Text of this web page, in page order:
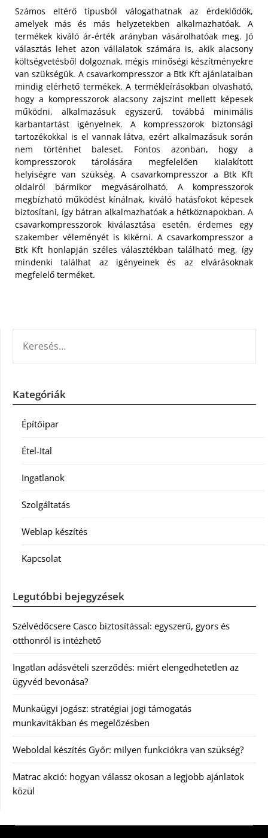
Számos eltérő típusból válogathatnak az érdeklődők,
amelyek más és más helyzetekben alkalmazhatóak. A
termékek kiváló ár-érték arányban vásárolhatóak meg. Jó
választás lehet azon vállalatok számára is, akik alacsony
költségvetésből dolgoznak, mégis minőségi készítményekre
van szükségük. A csavarkompresszor a Btk Kft ajánlataiban
mindig elérhető termékek. A termékleírásokban olvasható,
hogy a kompresszorok alacsony zajszint mellett képesek
működni, alkalmazásuk egyszerű, továbbá minimális
karbantartást igényelnek. A kompresszorok biztonsági
tartozékokkal is el vannak látva, ezért alkalmazásuk során
nem történhet baleset. Fontos azonban, hogy a
kompresszorok tárolására megfelelően kialakított
helyiségre van szükség. A csavarkompresszor a Btk Kft
oldalról bármikor megvásárolható. A kompresszorok
megbízható működést kínálnak, kiváló hatásfokot képesek
biztosítani, így bátran alkalmazhatóak a hétköznapokban. A
csavarkompresszorok kiválasztása esetén, érdemes egy
szakember véleményét is kikérni. A csavarkompresszor a
Btk Kft honlapján széles választékban található meg, így
mindenki találhat az igényeinek és az elvárásoknak
megfelelő terméket.
Kategóriák
Építőipar
Étel-Ital
Ingatlanok
Szolgáltatás
Weblap készítés
Kapcsolat
Legutóbbi bejegyzések
Szélvédőcsere Casco biztosítással: egyszerű, gyors és
otthonról is intézhető
Ingatlan adásvételi szerződés: miért elengedhetetlen az
ügyvéd bevonása?
Munkaügyi jogász: stratégiai jogi támogatás
munkavitákban és megelőzésben
Weboldal készítés Győr: milyen funkciókra van szükség?
Matrac akció: hogyan válassz okosan a legjobb ajánlatok
közül